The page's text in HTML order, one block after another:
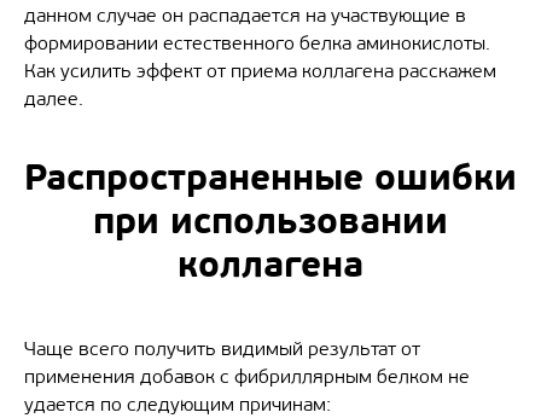
данном случае он распадается на участвующие в
формировании естественного белка аминокислоты.
Как усилить эффект от приема коллагена расскажем
далее.
Распространенные ошибки
при использовании
коллагена
Чаще всего получить видимый результат от
применения добавок с фибриллярным белком не
удается по следующим причинам: